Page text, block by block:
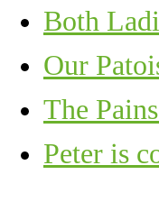
Both
Our
The
Peter is